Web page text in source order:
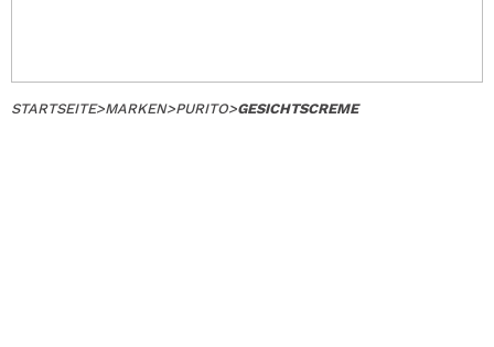
STARTSEITE>MARKEN>PURITO>GESICHTSCREME